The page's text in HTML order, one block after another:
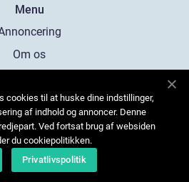
Menu
Om os
Kontakt os
Sitemap
cookies til at huske dine indstillinger,
af indhold og annoncer. Denne
Ved fortsat brug af websiden
du cookiepolitikken.
Privatlivspolitik